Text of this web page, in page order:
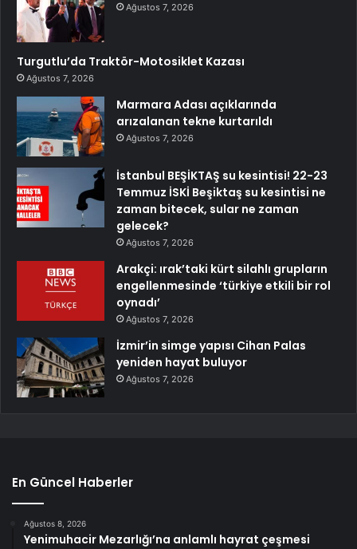
Ağustos 7, 2026
Turgutlu’da Traktör-Motosiklet Kazası
Ağustos 7, 2026
Marmara Adası açıklarında
arızalanan tekne kurtarıldı
Ağustos 7, 2026
İstanbul BEŞİKTAŞ su kesintisi! 22-23
Temmuz İSKİ Beşiktaş su kesintisi ne
zaman bitecek, sular ne zaman
gelecek?
Ağustos 7, 2026
Arakçi: ırak’taki kürt silahlı grupların
engellenmesinde ‘türkiye etkili bir rol
oynadı’
Ağustos 7, 2026
İzmir’in simge yapısı Cihan Palas
yeniden hayat buluyor
Ağustos 7, 2026
En Güncel Haberler
Ağustos 8, 2026
Yenimuhacir Mezarlığı’na anlamlı hayrat çeşmesi